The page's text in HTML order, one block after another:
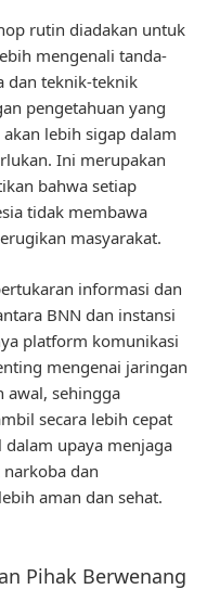
rutin diadakan untuk
mengenali tanda-
dan teknik-teknik
pengetahuan yang
lebih sigap dalam
Ini merupakan
bahwa setiap
tidak membawa
masyarakat.
informasi dan
BNN dan instansi
platform komunikasi
mengenai jaringan
awal, sehingga
secara lebih cepat
upaya menjaga
dan
aman dan sehat.
Pihak Berwenang